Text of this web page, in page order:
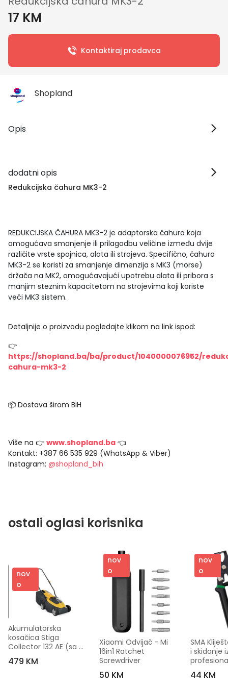
17 KM
Kontaktiraj prodavca
Shopland
Opis
dodatni opis
Redukcijska čahura MK3-2
REDUKCIJSKA ČAHURA MK3-2 je adaptorska čahura koja
omogućava smanjenje ili prilagodbu veličine između dvije
različite vrste spojnica, alata ili strojeva. Specifično, čahura
MK3-2 se koristi za smanjenje dimenzija s MK3 (morse)
držača na MK2, omogućavajući upotrebu alata ili pribora s
manjim steznim kapacitetom na strojevima koji koriste
veći MK3 sistem.
Detaljnije o proizvodu pogledajte klikom na link ispod:
👉
https://shopland.ba/ba/product/1040000076952/
cahura-mk3-2
📦 Dostava širom BiH
Više na 👉 www.shopland.ba 👈
Kontakt: +387 66 535 929 (WhatsApp & Viber)
Instagram: @shopland_bih
ostali oglasi korisnika
nov
o
Akumulatorska
kosačica Stiga
Collector 132 AE (sa
punjačem i baterijom)
479 KM
nov
o
Xiaomi Odvijač - Mi
16in1 Ratchet
Screwdriver
50 KM
nov
o
SMA
i skidanje
386
44 KM